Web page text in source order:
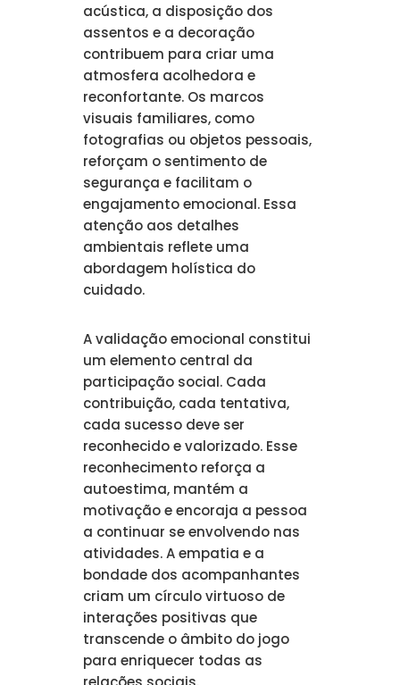
acústica, a disposição dos
assentos e a decoração
contribuem para criar uma
atmosfera acolhedora e
reconfortante. Os marcos
visuais familiares, como
fotografias ou objetos pessoais,
reforçam o sentimento de
segurança e facilitam o
engajamento emocional. Essa
atenção aos detalhes
ambientais reflete uma
abordagem holística do
cuidado.
A validação emocional constitui
um elemento central da
participação social. Cada
contribuição, cada tentativa,
cada sucesso deve ser
reconhecido e valorizado. Esse
reconhecimento reforça a
autoestima, mantém a
motivação e encoraja a pessoa
a continuar se envolvendo nas
atividades. A empatia e a
bondade dos acompanhantes
criam um círculo virtuoso de
interações positivas que
transcende o âmbito do jogo
para enriquecer todas as